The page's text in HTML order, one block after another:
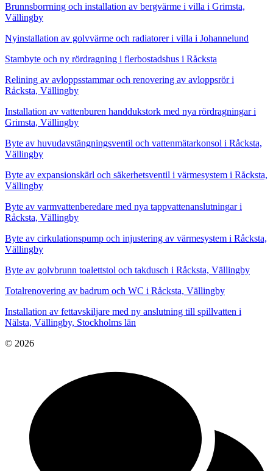
Brunnsborrning och installation av bergvärme i villa i Grimsta,
Vällingby
Nyinstallation av golvvärme och radiatorer i villa i Johannelund
Stambyte och ny rördragning i flerbostadshus i Råcksta
Relining av avloppsstammar och renovering av avloppsrör i
Råcksta, Vällingby
Installation av vattenburen handdukstork med nya rördragningar i
Grimsta, Vällingby
Byte av huvudavstängningsventil och vattenmätarkonsol i Råcksta,
Vällingby
Byte av expansionskärl och säkerhetsventil i värmesystem i Råcksta,
Vällingby
Byte av varmvattenberedare med nya tappvattenanslutningar i
Råcksta, Vällingby
Byte av cirkulationspump och injustering av värmesystem i Råcksta,
Vällingby
Byte av golvbrunn toalettstol och takdusch i Råcksta, Vällingby
Totalrenovering av badrum och WC i Råcksta, Vällingby
Installation av fettavskiljare med ny anslutning till spillvatten i
Nälsta, Vällingby, Stockholms län
© 2026